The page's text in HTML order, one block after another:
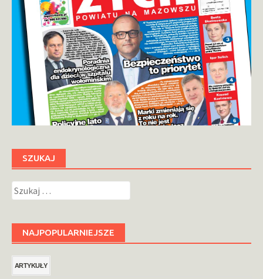
SZUKAJ
Szukaj:
NAJPOPULARNIEJSZE
ARTYKUŁY